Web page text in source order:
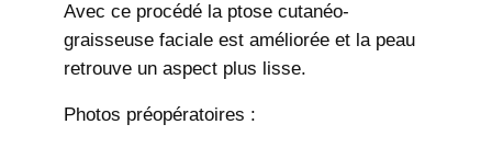
Avec ce procédé la ptose cutanéo-
graisseuse faciale est améliorée et la peau
retrouve un aspect plus lisse.
Photos préopératoires :